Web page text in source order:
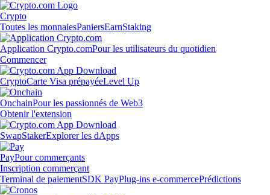
Crypto
Toutes les monnaiesPaniersEarnStaking
Application Crypto.comPour les utilisateurs du quotidien
Commencer
CryptoCarte Visa prépayéeLevel Up
OnchainPour les passionnés de Web3
Obtenir l'extension
SwapStakerExplorer les dApps
PayPour commerçants
Inscription commerçant
Terminal de paiementSDK PayPlug-ins e-commercePrédictions